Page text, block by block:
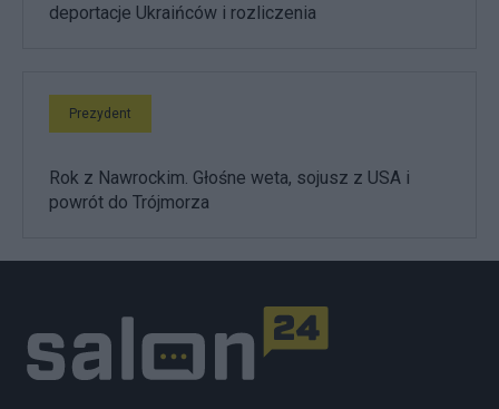
deportacje Ukraińców i rozliczenia
Prezydent
Rok z Nawrockim. Głośne weta, sojusz z USA i
powrót do Trójmorza